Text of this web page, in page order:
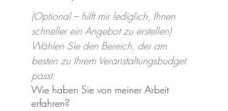
(Optional – hilft mir lediglich, Ihnen
schneller ein Angebot zu erstellen)
Wählen Sie den Bereich, der am
besten zu Ihrem Veranstaltungsbudget
passt:
Wie haben Sie von meiner Arbeit
erfahren?